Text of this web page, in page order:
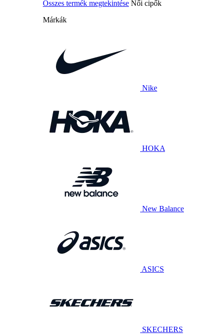
Összes termék megtekintése Női cipők
Márkák
Nike
HOKA
New Balance
ASICS
SKECHERS